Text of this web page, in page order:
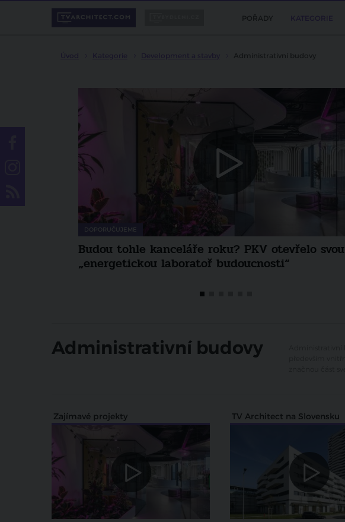
POŘADY
Administrativní budovy
DOPORUČUJEME
TV Architect na Slovensku - Architekt Juraj
ze společnosti VI Group
Administrativní budovy
Zajímavé projekty TV Architect na Slovensku